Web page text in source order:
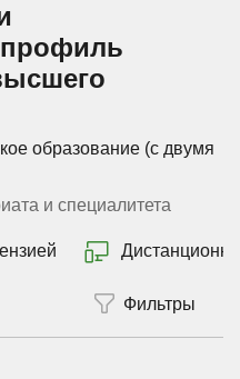
образование (с двумя
и специалитета
Дистанционно